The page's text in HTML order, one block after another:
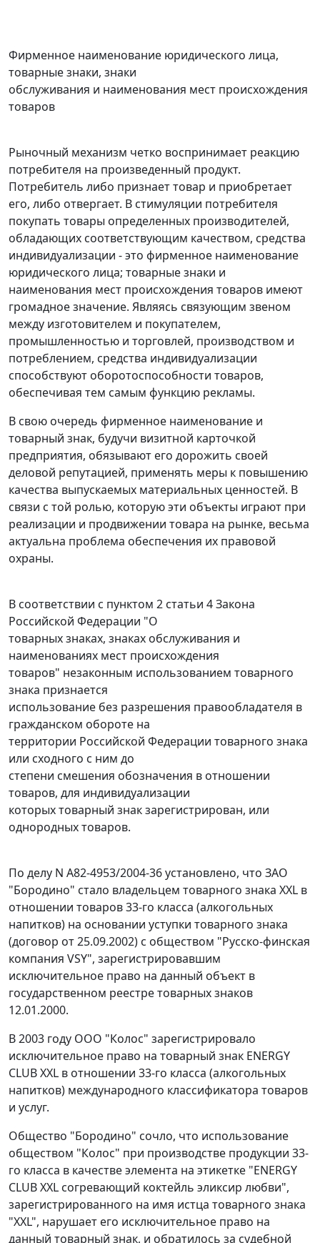
Фирменное наименование юридического лица,
товарные знаки, знаки
обслуживания и наименования мест происхождения
товаров
Рыночный механизм четко воспринимает реакцию
потребителя на произведенный продукт.
Потребитель либо признает товар и приобретает
его, либо отвергает. В стимуляции потребителя
покупать товары определенных производителей,
обладающих соответствующим качеством, средства
индивидуализации - это фирменное наименование
юридического лица; товарные знаки и
наименования мест происхождения товаров имеют
громадное значение. Являясь связующим звеном
между изготовителем и покупателем,
промышленностью и торговлей, производством и
потреблением, средства индивидуализации
способствуют оборотоспособности товаров,
обеспечивая тем самым функцию рекламы.
В свою очередь фирменное наименование и
товарный знак, будучи визитной карточкой
предприятия, обязывают его дорожить своей
деловой репутацией, применять меры к повышению
качества выпускаемых материальных ценностей. В
связи с той ролью, которую эти объекты играют при
реализации и продвижении товара на рынке, весьма
актуальна проблема обеспечения их правовой
охраны.
В соответствии с пунктом 2 статьи 4Закона
Российской Федерации "О
товарных знаках, знаках обслуживания и
наименованиях мест происхождения
товаров" незаконным использованием товарного
знака признается
использование без разрешения правообладателя в
гражданском обороте на
территории Российской Федерации товарного знака
или сходного с ним до
степени смешения обозначения в отношении
товаров, для индивидуализации
которых товарный знак зарегистрирован, или
однородных товаров.
По делу N А82-4953/2004-36установлено, что ЗАО
"Бородино" стало владельцем товарного знака ХХL в
отношении товаров 33-го класса (алкогольных
напитков) на основании уступки товарного знака
(договор от 25.09.2002) с обществом "Русско-финская
компания VSY", зарегистрировавшим
исключительное право на данный объект в
государственном реестре товарных знаков
12.01.2000.
В 2003 году ООО "Колос" зарегистрировало
исключительное право на товарный знак ENERGY
CLUB XXL в отношении 33-го класса (алкогольных
напитков) международного классификатора товаров
и услуг.
Общество "Бородино" сочло, что использование
обществом "Колос" при производстве продукции 33-
го класса в качестве элемента на этикетке "ENERGY
CLUB XXL согревающий коктейль эликсир любви",
зарегистрированного на имя истца товарного знака
"XXL", нарушает его исключительное право на
данный товарный знак, и обратилось за судебной